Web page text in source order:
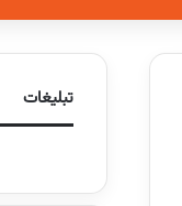
تبلیغات